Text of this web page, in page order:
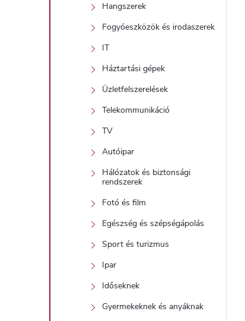
Hangszerek
Fogyóeszközök és irodaszerek
IT
Háztartási gépek
Üzletfelszerelések
Telekommunikáció
TV
Autóipar
Hálózatok és biztonsági
rendszerek
Fotó és film
Egészség és szépségápolás
Sport és turizmus
Ipar
Időseknek
Gyermekeknek és anyáknak